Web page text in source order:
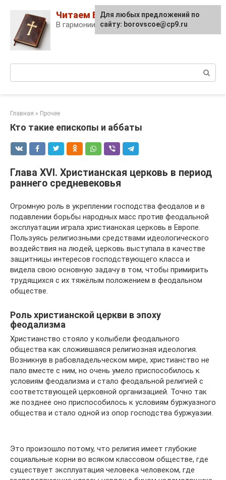
content
Читаем Библию
В гармонии с собой и Богом!
Главная » Прочее
Кто такие епископы и аббаты
Глава XVI. Христианская церковь в период
раннего средневековья
Огромную роль в укреплении господства феодалов и в
подавлении борьбы народных масс против феодальной
эксплуатации играла христианская церковь в Европе.
Пользуясь религиозными средствами идеологического
воздействия на людей, церковь выступала в качестве
защитницы интересов господствующего класса и
видела свою основную задачу в том, чтобы примирить
трудящихся с их тяжёлым положением в феодальном
обществе.
Роль христианской церкви в эпоху
феодализма
Христианство стояло у колыбели феодального
общества как сложившаяся религиозная идеология.
Возникнув в рабовладельческом мире, христианство не
пало вместе с ним, но очень умело приспособилось к
условиям феодализма и стало феодальной религией с
соответствующей церковной организацией. Точно так
же позднее оно приспособилось к условиям буржуазного
общества и стало одной из опор господства буржуазии.
Это произошло потому, что религия имеет глубокие
социальные корни во всяком классовом обществе, где
существует эксплуатация человека человеком, где
Для любых предложений по
сайту: borovscoe@cp9.ru